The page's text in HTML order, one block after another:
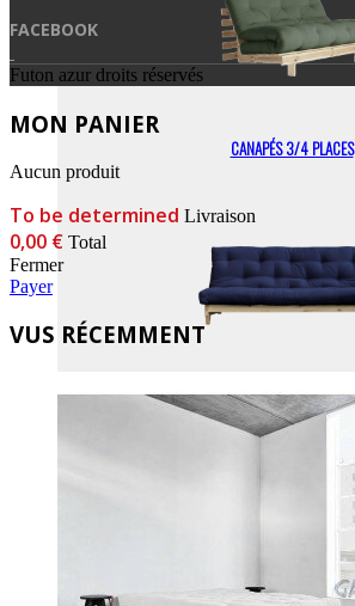
CANAPÉS 3/4 PLACES
VELOURS COTELÉ
FACEBOOK
Futon azur droits réservés
MON PANIER
Aucun produit
To be determined Livraison
0,00 € Total
Fermer
Payer
VUS RÉCEMMENT